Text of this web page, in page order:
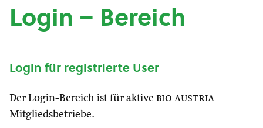
Login – Bereich
Login für registrierte User
Der Login-Bereich ist für aktive bio austria
Mitgliedsbetriebe.